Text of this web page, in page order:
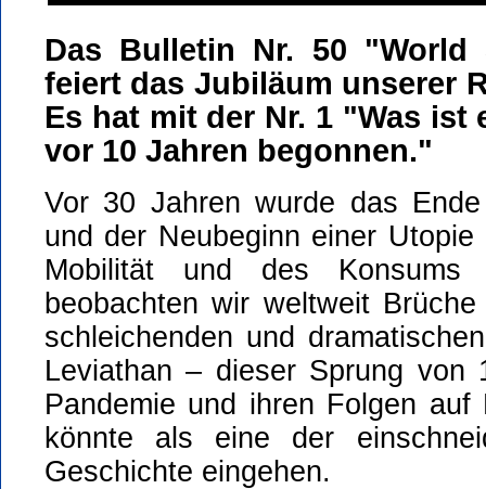
Das Bulletin Nr. 50 "World
feiert das Jubiläum unserer
Es hat mit der Nr. 1 "Was
vor 10 Jahren begonnen."
Vor 30 Jahren wurde das
und der Neubeginn einer
Mobilität und des Konsums
beobachten wir weltweit
schleichenden und
Leviathan – dieser Sprung von
Pandemie und ihren Folgen
könnte als eine der
Geschichte eingehen.